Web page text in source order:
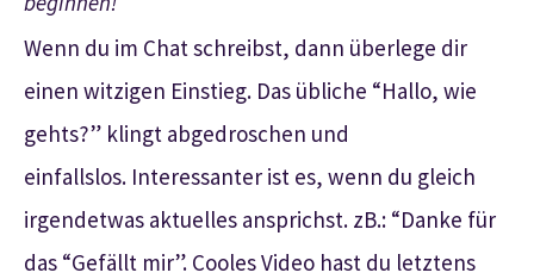
Wenn du im Chat schreibst, dann überlege dir
einen witzigen Einstieg. Das übliche “Hallo, wie
gehts?” klingt abgedroschen und
einfallslos. Interessanter ist es, wenn du gleich
irgendetwas aktuelles ansprichst. zB.: “Danke für
das “Gefällt mir”. Cooles Video hast du letztens